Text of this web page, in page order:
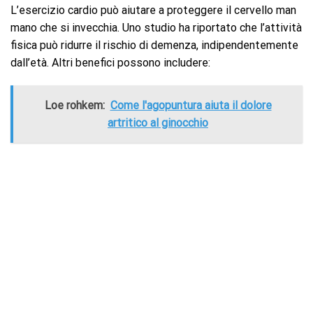
L’esercizio cardio può aiutare a proteggere il cervello man
mano che si invecchia. Uno studio ha riportato che l’attività
fisica può ridurre il rischio di demenza, indipendentemente
dall’età. Altri benefici possono includere:
Loe rohkem: Come l'agopuntura aiuta il dolore
artritico al ginocchio